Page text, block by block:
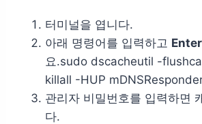
터미널을 엽니다.
아래 명령어를 입력하고 Enter
요.sudo dscacheutil -
killall -HUP
관리자 비밀번호를 입력하면
다.